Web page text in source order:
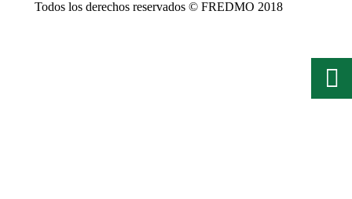
Todos los derechos reservados © FREDMO 2018